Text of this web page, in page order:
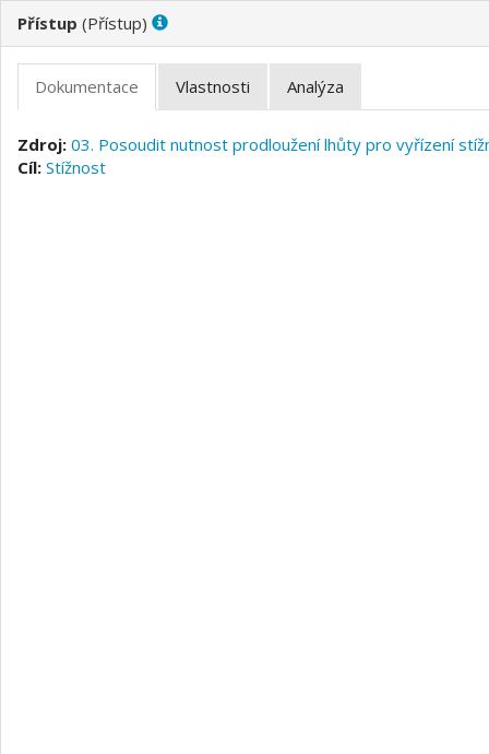
( )
03. Posoudit nutnost prodloužení lhůty pro vyřízení
Stížnost